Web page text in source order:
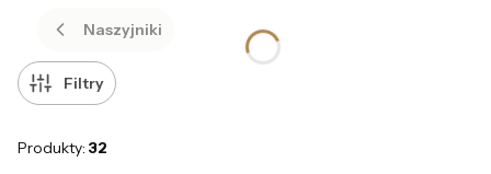
Naszyjniki
Filtry
Produkty: 32